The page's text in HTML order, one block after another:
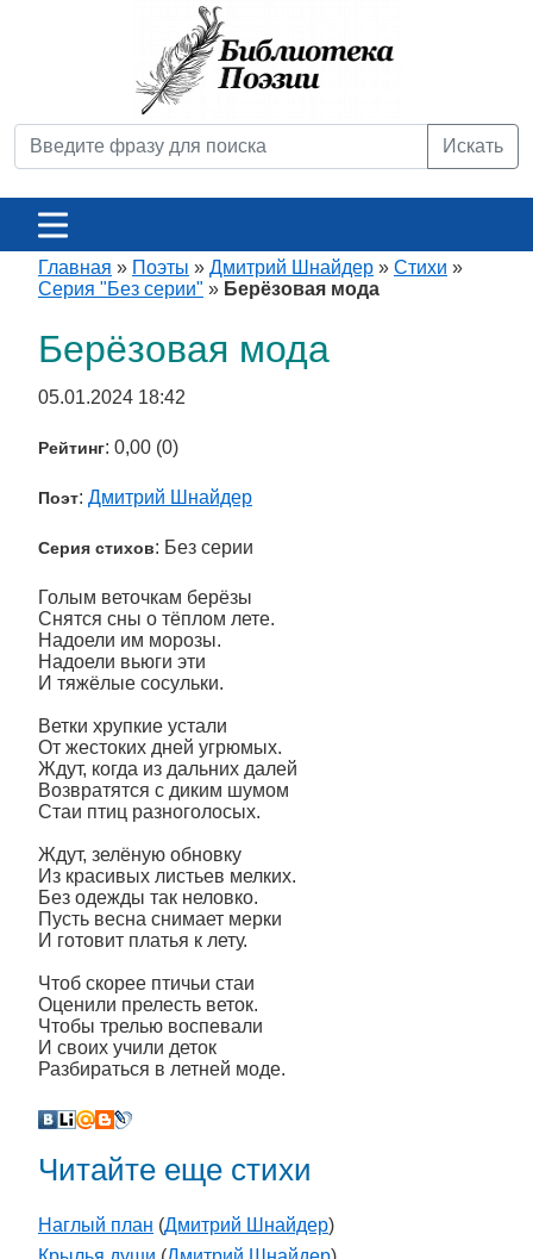
Искать
Главная » Поэты » Дмитрий Шнайдер » Стихи »
Серия "Без серии" » Берёзовая мода
Берёзовая мода
05.01.2024 18:42
Рейтинг: 0,00 (0)
Поэт: Дмитрий Шнайдер
Серия стихов: Без серии
Голым веточкам берёзы
Снятся сны о тёплом лете.
Надоели им морозы.
Надоели вьюги эти
И тяжёлые сосульки.
Ветки хрупкие устали
От жестоких дней угрюмых.
Ждут, когда из дальних далей
Возвратятся с диким шумом
Стаи птиц разноголосых.
Ждут, зелёную обновку
Из красивых листьев мелких.
Без одежды так неловко.
Пусть весна снимает мерки
И готовит платья к лету.
Чтоб скорее птичьи стаи
Оценили прелесть веток.
Чтобы трелью воспевали
И своих учили деток
Разбираться в летней моде.
Читайте еще стихи
Наглый план (Дмитрий Шнайдер)